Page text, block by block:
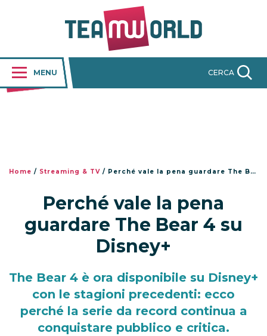
MENU CERCA
Home / Streaming & TV / Perché vale la pena guardare The Bear 4 su Disney+
Perché vale la pena
guardare The Bear 4 su
Disney+
The Bear 4 è ora disponibile su Disney+
con le stagioni precedenti: ecco
perché la serie da record continua a
conquistare pubblico e critica.